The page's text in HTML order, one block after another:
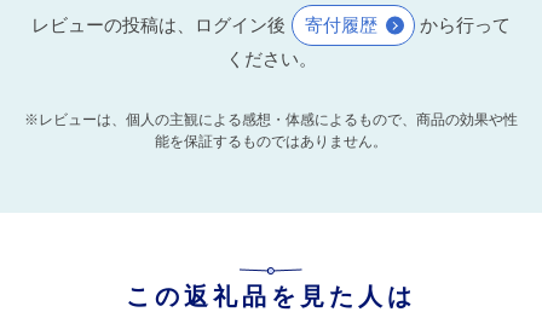
レビューの投稿は、ログイン後 寄付履歴
から行って
ください。
※レビューは、個人の主観による感想・体感によるもので、商品の効果や性
能を保証するものではありません。
この返礼品を見た人は